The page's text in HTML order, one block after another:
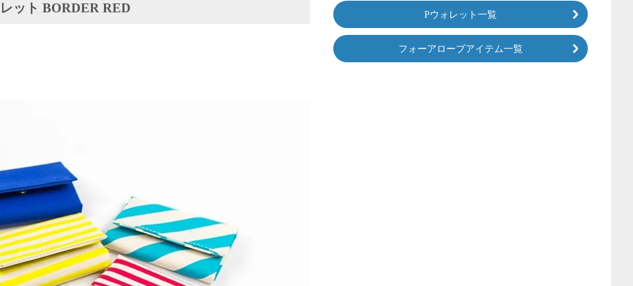
ット BORDER RED Pウォレット一覧
フォーアローブアイテム一覧